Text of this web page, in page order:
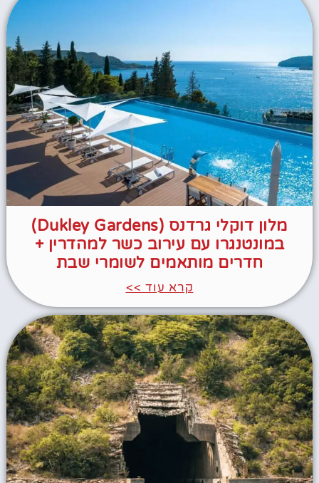
מלון דוקלי גרדנס (Dukley Gardens)
במונטנגרו עם עירוב כשר למהדרין +
חדרים מותאמים לשומרי שבת
קרא עוד >>